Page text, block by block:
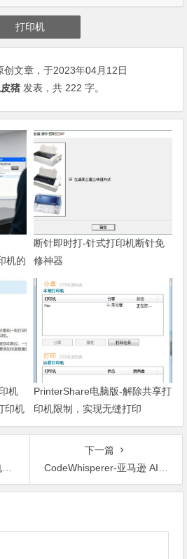
打印机
创文章，于2023年04月12日
猪 发表，共 222 字。
机的
断针即时打-针式打印机断针免
修神器
机
印机
PrinterShare电脑版-解除共享打
印机限制，实现无缝打印
下一篇
CodeWhisperer-亚马逊 AI 编程助手，免费对个人用户开放，提供不限量的代码建议，类似 GitHub Copilot